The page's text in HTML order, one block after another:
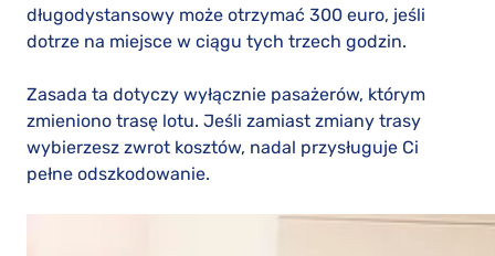
długodystansowy może otrzymać 300 euro, jeśli
dotrze na miejsce w ciągu tych trzech godzin.
Zasada ta dotyczy wyłącznie pasażerów, którym
zmieniono trasę lotu. Jeśli zamiast zmiany trasy
wybierzesz zwrot kosztów, nadal przysługuje Ci
pełne odszkodowanie.